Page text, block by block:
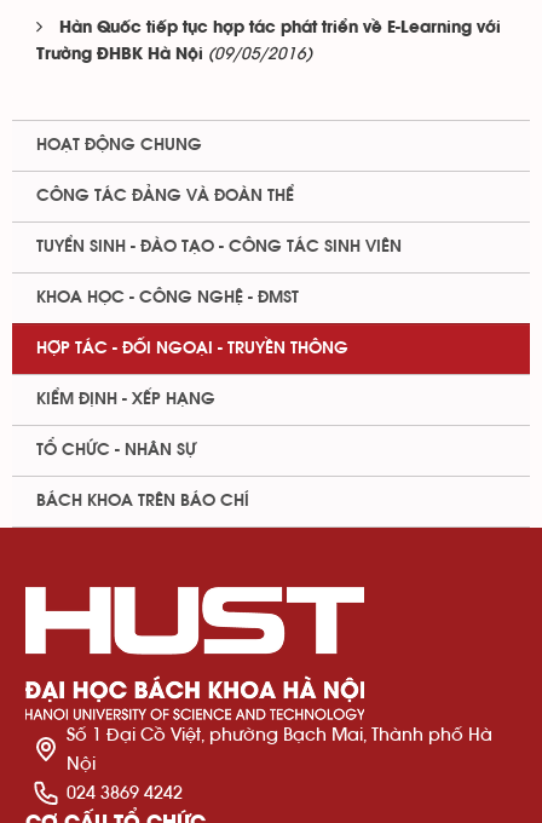
Hàn Quốc tiếp tục hợp tác phát triển về E-Learning với
Trường ĐHBK Hà Nội (09/05/2016)
HOẠT ĐỘNG CHUNG
CÔNG TÁC ĐẢNG VÀ ĐOÀN THỂ
TUYỂN SINH - ĐÀO TẠO - CÔNG TÁC SINH VIÊN
KHOA HỌC - CÔNG NGHỆ - ĐMST
HỢP TÁC - ĐỐI NGOẠI - TRUYỀN THÔNG
KIỂM ĐỊNH - XẾP HẠNG
TỔ CHỨC - NHÂN SỰ
BÁCH KHOA TRÊN BÁO CHÍ
Số 1 Đại Cồ Việt, phường Bạch Mai, Thành phố Hà
Nội
024 3869 4242